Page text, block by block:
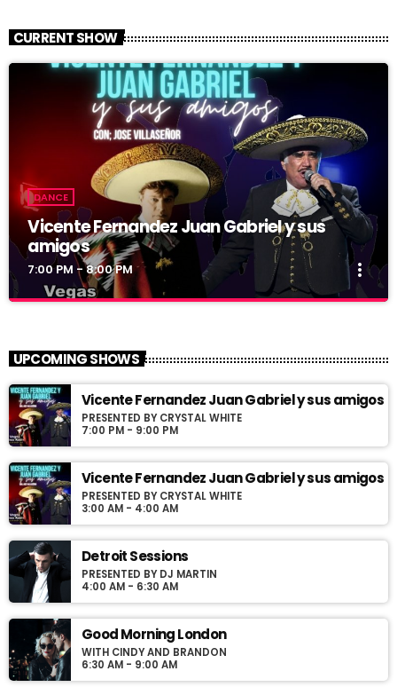
CURRENT SHOW
DANCE
Vicente Fernandez Juan Gabriel y sus
amigos
7:00 PM - 8:00 PM more_vert
Presented by Crystal White
Programa con los exitos de Vicente Fernandez y Juan Gabriel
conducido por Jose Villaseñor desde Las Vegas Nevada
UPCOMING SHOWS
Vicente Fernandez Juan Gabriel y sus amigos
PRESENTED BY CRYSTAL WHITE
7:00 PM - 9:00 PM
Vicente Fernandez Juan Gabriel y sus amigos
PRESENTED BY CRYSTAL WHITE
3:00 AM - 4:00 AM
Detroit Sessions
PRESENTED BY DJ MARTIN
4:00 AM - 6:30 AM
Good Morning London
WITH CINDY AND BRANDON
6:30 AM - 9:00 AM